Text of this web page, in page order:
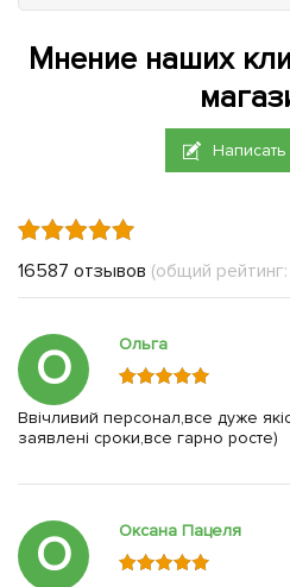
Мнение наших
16587 отзывов (общий рейтинг:
О Ольга
Ввічливий персонал,все дуже
заявлені сроки,все гарно росте)
О Оксана Пацеля